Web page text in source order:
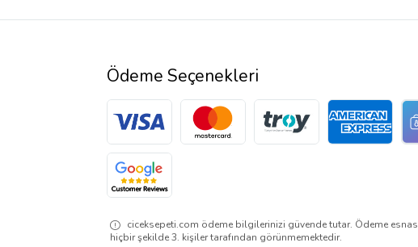
Ödeme Seçenekleri
ciceksepeti.com ödeme bilgilerinizi güvende tutar. Ödeme
hiçbir şekilde 3. kişiler tarafından görünmemektedir.